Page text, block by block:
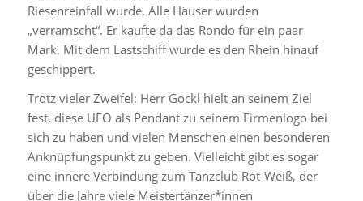
Riesenreinfall wurde. Alle Häuser wurden
„verramscht“. Er kaufte da das Rondo für ein paar
Mark. Mit dem Lastschiff wurde es den Rhein hinauf
geschippert.
Trotz vieler Zweifel: Herr Gockl hielt an seinem Ziel
fest, diese UFO als Pendant zu seinem Firmenlogo bei
sich zu haben und vielen Menschen einen besonderen
Anknüpfungspunkt zu geben. Vielleicht gibt es sogar
eine innere Verbindung zum Tanzclub Rot-Weiß, der
über die Jahre viele Meistertänzer*innen